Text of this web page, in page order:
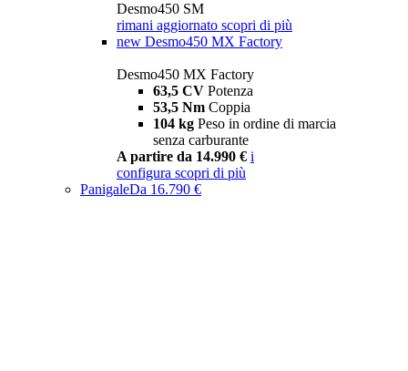
Desmo450 SM
rimani aggiornato scopri di più
new Desmo450 MX Factory
Desmo450 MX Factory
63,5 CV Potenza
53,5 Nm Coppia
104 kg Peso in ordine di marcia
senza carburante
A partire da 14.990 € i
configura scopri di più
PanigaleDa 16.790 €